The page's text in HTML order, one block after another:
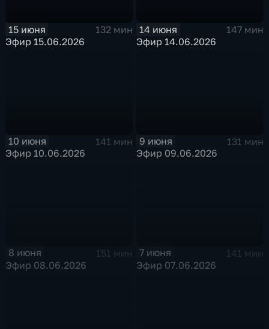
15 июня
132 мин
Эфир 15.06.2026
14 июня
147 мин
Эфир 14.06.2026
10 июня
141 мин
Эфир 10.06.2026
9 июня
131 мин
Эфир 09.06.2026
8 июня
151 мин
Эфир 08.06.2026
7 июня
141 мин
Эфир 07.06.2026